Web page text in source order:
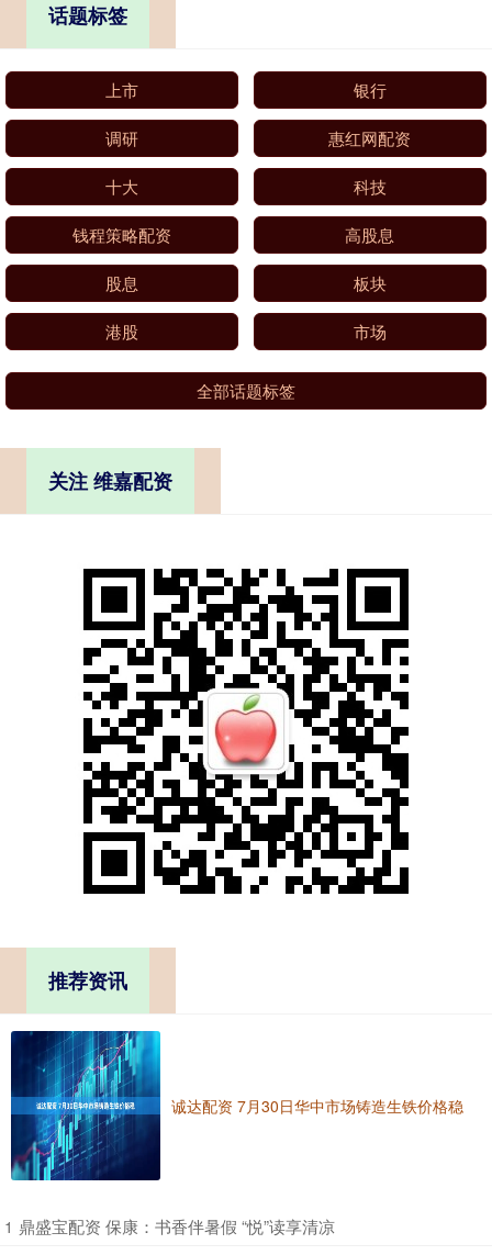
话题标签
上市 银行
调研 惠红网配资
十大 科技
钱程策略配资 高股息
股息 板块
港股 市场
全部话题标签
关注 维嘉配资
推荐资讯
诚达配资 7月30日华中市场铸造生铁价格稳
1 ​鼎盛宝配资 保康：书香伴暑假 “悦”读享清凉